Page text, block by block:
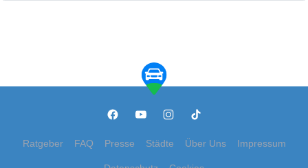
Ratgeber FAQ Presse Städte Über Uns Impressum